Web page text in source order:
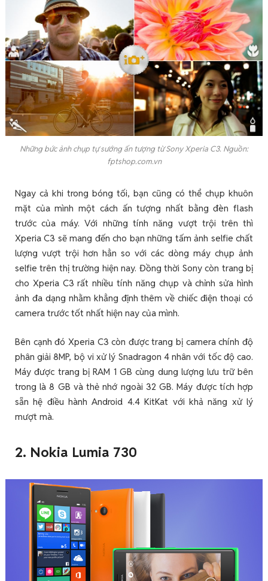
Những bức ảnh chụp tự sướng ấn tượng từ Sony Xperia C3. Nguồn:
fptshop.com.vn
Ngay cả khi trong bóng tối, bạn cũng có thể chụp khuôn
mặt của mình một cách ấn tượng nhất bằng đèn flash
trước của máy. Với những tính năng vượt trội trên thì
Xperia C3 sẽ mang đến cho bạn những tấm ảnh selfie chất
lượng vượt trội hơn hẳn so với các dòng máy chụp ảnh
selfie trên thị trường hiện nay. Đồng thời Sony còn trang bị
cho Xperia C3 rất nhiều tính năng chụp và chỉnh sửa hình
ảnh đa dạng nhằm khẳng định thêm về chiếc điện thoại có
camera trước tốt nhất hiện nay của mình.
Bên cạnh đó Xperia C3 còn được trang bị camera chính độ
phân giải 8MP, bộ vi xử lý Snadragon 4 nhân với tốc độ cao.
Máy được trang bị RAM 1 GB cùng dung lượng lưu trữ bên
trong là 8 GB và thẻ nhớ ngoài 32 GB. Máy được tích hợp
sẵn hệ điều hành Android 4.4 KitKat với khả năng xử lý
mượt mà.
2. Nokia Lumia 730